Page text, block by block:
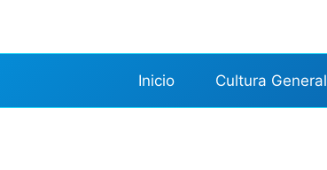
contenido
Inicio Cultura General